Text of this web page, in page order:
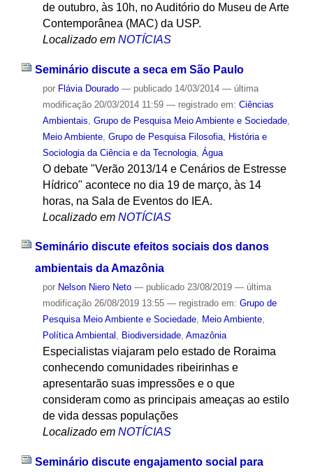
de outubro, às 10h, no Auditório do Museu de Arte
Contemporânea (MAC) da USP.
Localizado em NOTÍCIAS
Seminário discute a seca em São Paulo
por Flávia Dourado — publicado14/03/2014 — última
modificação20/03/2014 11:59 — registrado em: Ciências
Ambientais Grupo de Pesquisa Meio Ambiente e Sociedade,
Meio Ambiente, Grupo de Pesquisa Filosofia, História e
Sociologia da Ciência e da Tecnologia, Água
O debate "Verão 2013/14 e Cenários de Estresse
Hídrico" acontece no dia 19 de março, às 14
horas, na Sala de Eventos do IEA.
Localizado em NOTÍCIAS
Seminário discute efeitos sociais dos danos
ambientais da Amazônia
por Nelson Niero Neto — publicado23/08/2019 — última
modificação26/08/2019 13:55 — registrado em: Grupo de
Pesquisa Meio Ambiente e Sociedade, Meio Ambiente,
Política Ambiental , Biodiversidade, Amazônia
Especialistas viajaram pelo estado de Roraima
conhecendo comunidades ribeirinhas e
apresentarão suas impressões e o que
consideram como as principais ameaças ao estilo
de vida dessas populações
Localizado em NOTÍCIAS
Seminário discute engajamento social para